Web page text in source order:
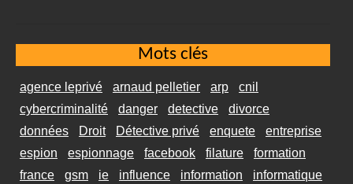
Mots clés
agence leprivé arnaud pelletier arp
cnil
cybercriminalité
danger detective
divorce
données
Droit Détective privé enquete
entreprise
espion
espionnage facebook filature
formation
france
gsm ie influence information informatique